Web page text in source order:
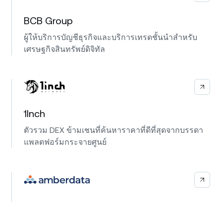
BCB Group
ผู้ให้บริการบัญชีธุรกิจและบริการเทรดชั้นนำสำหรับ
เศรษฐกิจสินทรัพย์ดิจิทัล
1Inch
ตัวรวม DEX ข้ามเชนที่ค้นหาราคาที่ดีที่สุดจากบรรดา
แพลตฟอร์มกระจายศูนย์